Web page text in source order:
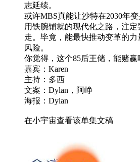
志延续。
或许MBS真能让沙特在2030年
用铁腕铺就的现代化之路，注
走。毕竟，能最快推动变革的
风险。
你觉得，这个85后王储，能赌赢
嘉宾：Karen
主持：多西
文案：Dylan，阿峥
海报：Dylan
在小宇宙查看该单集文稿